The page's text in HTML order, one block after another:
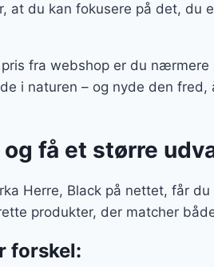
du kan fokusere på det, du
fra webshop er du
i naturen – og nyde den fred,
få et større
Herre, Black på nettet, får
produkter, der matcher
forskel: